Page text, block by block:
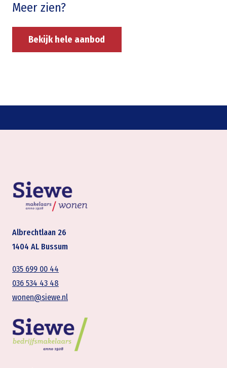
Meer zien?
Bekijk hele aanbod
Albrechtlaan 26
1404 AL Bussum
035 699 00 44
036 534 43 48
wonen@siewe.nl